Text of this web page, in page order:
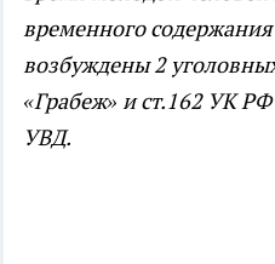
временного
возбуждены 2
«Грабеж» и ст.162 УК
УВД.